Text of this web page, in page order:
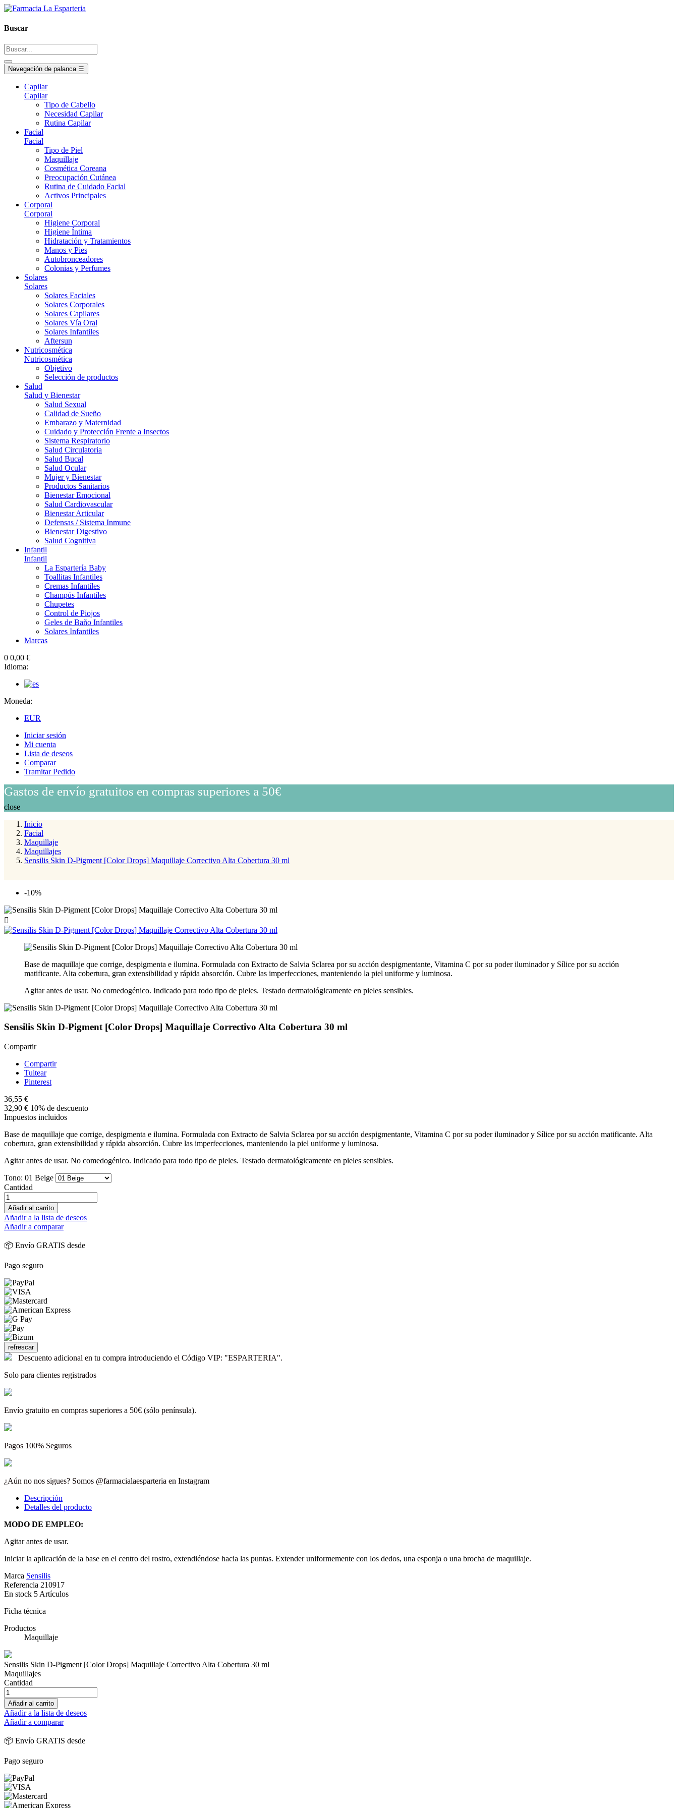
Buscar
Navegación de palanca ☰
Capilar
Capilar
Tipo de Cabello
Necesidad Capilar
Rutina Capilar
Facial
Facial
Tipo de Piel
Maquillaje
Cosmética Coreana
Preocupación Cutánea
Rutina de Cuidado Facial
Activos Principales
Corporal
Corporal
Higiene Corporal
Higiene Íntima
Hidratación y Tratamientos
Manos y Pies
Autobronceadores
Colonias y Perfumes
Solares
Solares
Solares Faciales
Solares Corporales
Solares Capilares
Solares Vía Oral
Solares Infantiles
Aftersun
Nutricosmética
Nutricosmética
Objetivo
Selección de productos
Salud
Salud y Bienestar
Salud Sexual
Calidad de Sueño
Embarazo y Maternidad
Cuidado y Protección Frente a Insectos
Sistema Respiratorio
Salud Circulatoria
Salud Bucal
Salud Ocular
Mujer y Bienestar
Productos Sanitarios
Bienestar Emocional
Salud Cardiovascular
Bienestar Articular
Defensas / Sistema Inmune
Bienestar Digestivo
Salud Cognitiva
Infantil
Infantil
La Espartería Baby
Toallitas Infantiles
Cremas Infantiles
Champús Infantiles
Chupetes
Control de Piojos
Geles de Baño Infantiles
Solares Infantiles
Marcas
0 0,00 €
Idioma:
Moneda:
EUR
Iniciar sesión
Mi cuenta
Lista de deseos
Comparar
Tramitar Pedido
Gastos de envío gratuitos en compras superiores a 50€
close
Inicio
Facial
Maquillaje
Maquillajes
Sensilis Skin D-Pigment [Color Drops] Maquillaje Correctivo Alta Cobertura 30 ml
-10%

Base de maquillaje que corrige, despigmenta e ilumina. Formulada con Extracto de Salvia Sclarea por su acción despigmentante, Vitamina C por su poder iluminador y Sílice por su acción
matificante. Alta cobertura, gran extensibilidad y rápida absorción. Cubre las imperfecciones, manteniendo la piel uniforme y luminosa.
Agitar antes de usar. No comedogénico. Indicado para todo tipo de pieles. Testado dermatológicamente en pieles sensibles.
Sensilis Skin D-Pigment [Color Drops] Maquillaje Correctivo Alta Cobertura 30 ml
Compartir
Compartir
Tuitear
Pinterest
36,55 €
32,90 € 10% de descuento
Impuestos incluidos
Base de maquillaje que corrige, despigmenta e ilumina. Formulada con Extracto de Salvia Sclarea por su acción despigmentante, Vitamina C por su poder iluminador y Sílice por su acción matificante. Alta
cobertura, gran extensibilidad y rápida absorción. Cubre las imperfecciones, manteniendo la piel uniforme y luminosa.
Agitar antes de usar. No comedogénico. Indicado para todo tipo de pieles. Testado dermatológicamente en pieles sensibles.
Tono: 01 Beige
Cantidad
Añadir al carrito
Añadir a la lista de deseos
Añadir a comparar
📦 Envío GRATIS desde
Pago seguro
Descuento adicional en tu compra introduciendo el Código VIP: "ESPARTERIA".
Solo para clientes registrados
Envío gratuito en compras superiores a 50€ (sólo península).
Pagos 100% Seguros
¿Aún no nos sigues? Somos @farmacialaesparteria en Instagram
Descripción
Detalles del producto
MODO DE EMPLEO:
Agitar antes de usar.
Iniciar la aplicación de la base en el centro del rostro, extendiéndose hacia las puntas. Extender uniformemente con los dedos, una esponja o una brocha de maquillaje.
Marca Sensilis
Referencia 210917
En stock 5 Artículos
Ficha técnica
Productos
Maquillaje
Sensilis Skin D-Pigment [Color Drops] Maquillaje Correctivo Alta Cobertura 30 ml
Maquillajes
Cantidad
Añadir al carrito
Añadir a la lista de deseos
Añadir a comparar
📦 Envío GRATIS desde
Pago seguro